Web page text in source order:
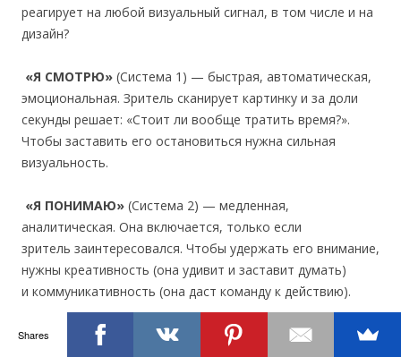
реагирует на любой визуальный сигнал, в том числе и на
дизайн?
«Я СМОТРЮ» (Система 1) — быстрая, автоматическая,
эмоциональная. Зритель сканирует картинку и за доли
секунды решает: «Стоит ли вообще тратить время?».
Чтобы заставить его остановиться нужна сильная
визуальность.
«Я ПОНИМАЮ» (Система 2) — медленная,
аналитическая. Она включается, только если
зритель заинтересовался. Чтобы удержать его внимание,
нужны креативность (она удивит и заставит думать)
и коммуникативность (она даст команду к действию).
Именно в этой последовательности «Смотрю →
Shares